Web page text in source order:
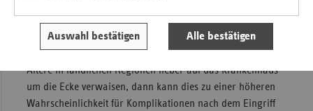
Auswahl bestätigen Alle bestätigen
würden. Allerdings zeigt sich auch ein Unterschied in den
Antworten in Bezug auf das Alter der Befragten. Wenn
Ältere in ländlichen Regionen lieber auf das Krankenhaus
um die Ecke verwaisen, dann kann dies zu einer höheren
Wahrscheinlichkeit für Komplikationen nach dem Eingriff